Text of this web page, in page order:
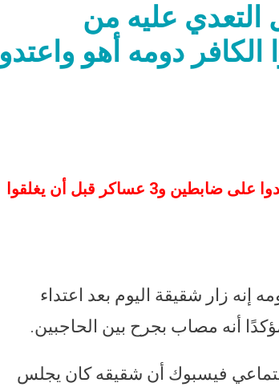
عليه من
دومه أهو واعتدوا
محمود: دومه مصاب بجرح بين الحاجبين.. المتهمين اعتدوا على ضابطين و3 عساكر قبل أن يغلقوا
زار شقيقة اليوم بعد اعتداء
أنه مصاب بجرح بين الحاجبين.
فيسبوك أن شقيقه كان يجلس